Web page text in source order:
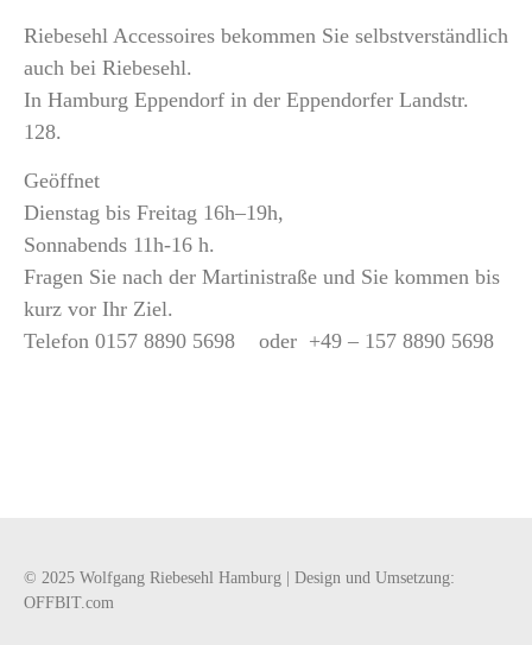
Riebesehl Accessoires bekommen Sie selbstverständlich
auch bei Riebesehl.
In Hamburg Eppendorf in der Eppendorfer Landstr.
128.
Geöffnet
Dienstag bis Freitag 16h–19h,
Sonnabends 11h-16 h.
Fragen Sie nach der Martinistraße und Sie kommen bis
kurz vor Ihr Ziel.
Telefon 0157 8890 5698 oder +49 – 157 8890 5698
© 2025 Wolfgang Riebesehl Hamburg | Design und Umsetzung:
OFFBIT.com